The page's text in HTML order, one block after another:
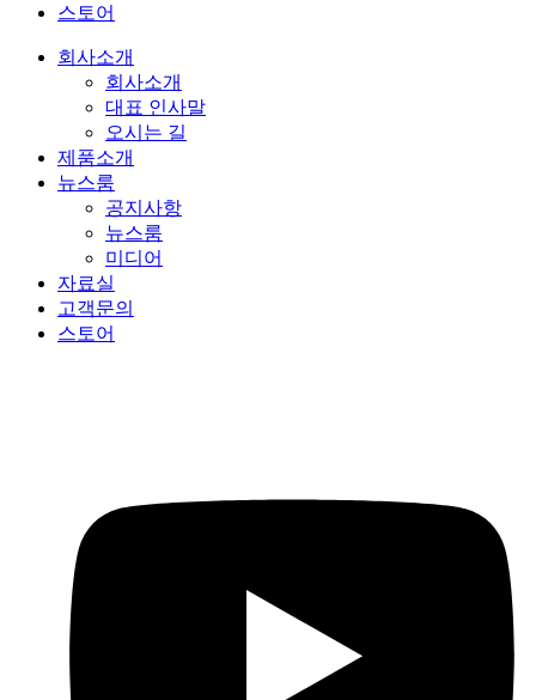
스토어
회사소개
회사소개
대표 인사말
오시는 길
제품소개
뉴스룸
공지사항
뉴스룸
미디어
자료실
고객문의
스토어